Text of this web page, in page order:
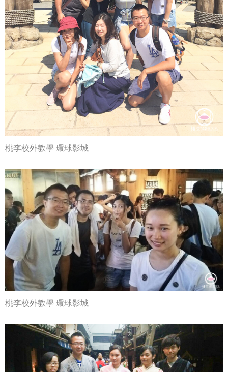
桃李校外教學 環球影城
桃李校外教學 環球影城